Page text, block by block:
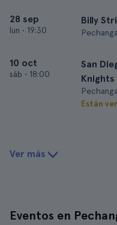
28 sep
lun • 19:30
Billy
10 oct
sáb • 18:00
San
Knights
Están
Ver más
Eventos en